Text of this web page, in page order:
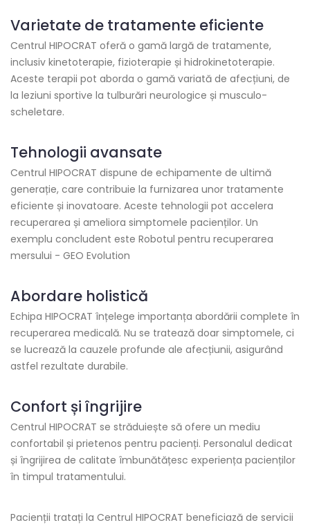
Varietate de tratamente eficiente
Centrul HIPOCRAT oferă o gamă largă de tratamente,
inclusiv kinetoterapie, fizioterapie și hidrokinetoterapie.
Aceste terapii pot aborda o gamă variată de afecțiuni, de
la leziuni sportive la tulburări neurologice și musculo-
scheletare.
Tehnologii avansate
Centrul HIPOCRAT dispune de echipamente de ultimă
generație, care contribuie la furnizarea unor tratamente
eficiente și inovatoare. Aceste tehnologii pot accelera
recuperarea și ameliora simptomele pacienților. Un
exemplu concludent este Robotul pentru recuperarea
mersului - GEO Evolution
Abordare holistică
Echipa HIPOCRAT înțelege importanța abordării complete în
recuperarea medicală. Nu se tratează doar simptomele, ci
se lucrează la cauzele profunde ale afecțiunii, asigurând
astfel rezultate durabile.
Confort și îngrijire
Centrul HIPOCRAT se străduiește să ofere un mediu
confortabil și prietenos pentru pacienți. Personalul dedicat
și îngrijirea de calitate îmbunătățesc experiența pacienților
în timpul tratamentului.
Pacienții tratați la Centrul HIPOCRAT beneficiază de servicii